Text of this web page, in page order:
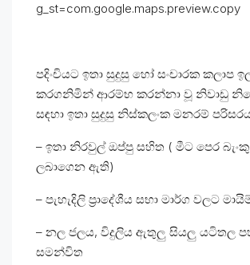
g_st=com.google.maps.preview.copy
පදිංචියට ඉතා සුදුසු හෝ සංචාරක කලාප
කරගනිමින් ආරම්භ කරන්නා වූ නිවාඩු
සඳහා ඉතා සුදුසු නිස්කලංක මනරම්
– ඉතා නිරවුල් ඔප්පු සහිත ( මීට පෙර
ලබාගෙන ඇති)
– පැහැදිලි ප්‍රාදේශීය සභා මාර්ග වලට
– නල ජලය, විදුලිය ඇතුලු සියලු යටිතල
සමන්විත